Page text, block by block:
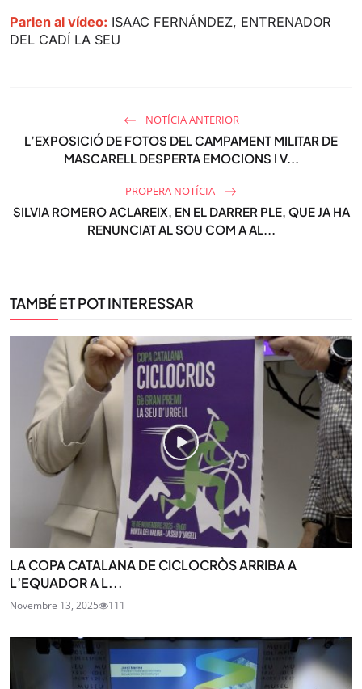
Parlen al vídeo: ISAAC FERNÁNDEZ, ENTRENADOR
DEL CADÍ LA SEU
NOTÍCIA ANTERIOR
L’EXPOSICIÓ DE FOTOS DEL CAMPAMENT MILITAR DE
MASCARELL DESPERTA EMOCIONS I V...
PROPERA NOTÍCIA
SILVIA ROMERO ACLAREIX, EN EL DARRER PLE, QUE JA HA
RENUNCIAT AL SOU COM A AL...
TAMBÉ ET POT INTERESSAR
LA COPA CATALANA DE CICLOCRÒS ARRIBA A
L’EQUADOR A L...
Novembre 13, 2025 111